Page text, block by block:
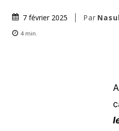
7 février 2025 Par
4 min.